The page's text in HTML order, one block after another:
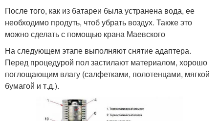
После того, как из батареи была устранена вода, ее
необходимо продуть, чтоб убрать воздух. Также это
можно сделать с помощью крана Маевского
На следующем этапе выполняют снятие адаптера.
Перед процедурой пол застилают материалом, хорошо
поглощающим влагу (салфетками, полотенцами, мягкой
бумагой и т.д.).